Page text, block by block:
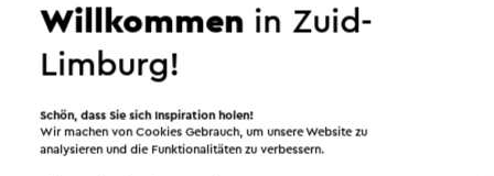
Laufen Mountainbike
Radsport
Willkommen in Zuid-
Limburg!
Schön, dass Sie sich Inspiration holen!
Wir machen von Cookies Gebrauch, um unsere Website zu
analysieren und die Funktionalitäten zu verbessern.